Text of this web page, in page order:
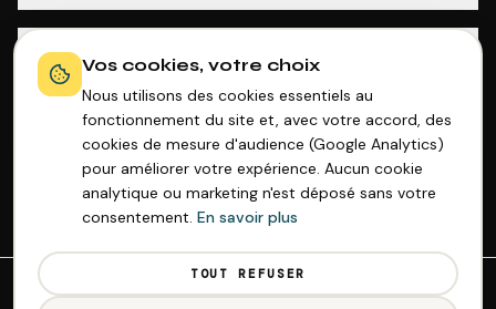
SECTEURS
OUTILS GRATUITS
ENTREPRISE
© 2026 MSL-iTECH · Tous droits réservés
Vos cookies, votre choix
Nous utilisons des cookies essentiels au
fonctionnement du site et, avec votre accord, des
cookies de mesure d'audience (Google Analytics)
pour améliorer votre expérience. Aucun cookie
analytique ou marketing n'est déposé sans votre
consentement. En savoir plus
TOUT REFUSER